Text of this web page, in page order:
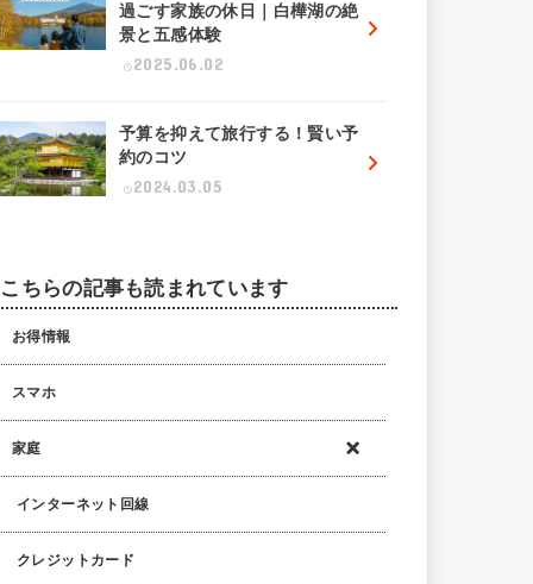
過ごす家族の休日｜白樺湖の絶
景と五感体験
2025.06.02
予算を抑えて旅行する！賢い予
約のコツ
2024.03.05
こちらの記事も読まれています
お得情報
スマホ
家庭
インターネット回線
クレジットカード